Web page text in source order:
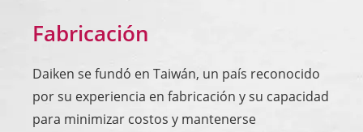
Fabricación
Daiken se fundó en Taiwán, un país reconocido
por su experiencia en fabricación y su capacidad
para minimizar costos y mantenerse